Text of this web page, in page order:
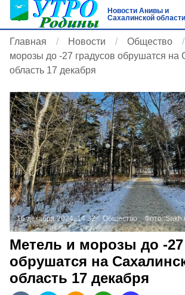
Новости Анивы и
Сахалинской области
Главная Новости Общество
морозы до -27 градусов обрушатся на
область 17 декабря
16 декабря 2024, 14:32 Общество Фото:
Метель и морозы до -27
обрушатся на
область 17 декабря